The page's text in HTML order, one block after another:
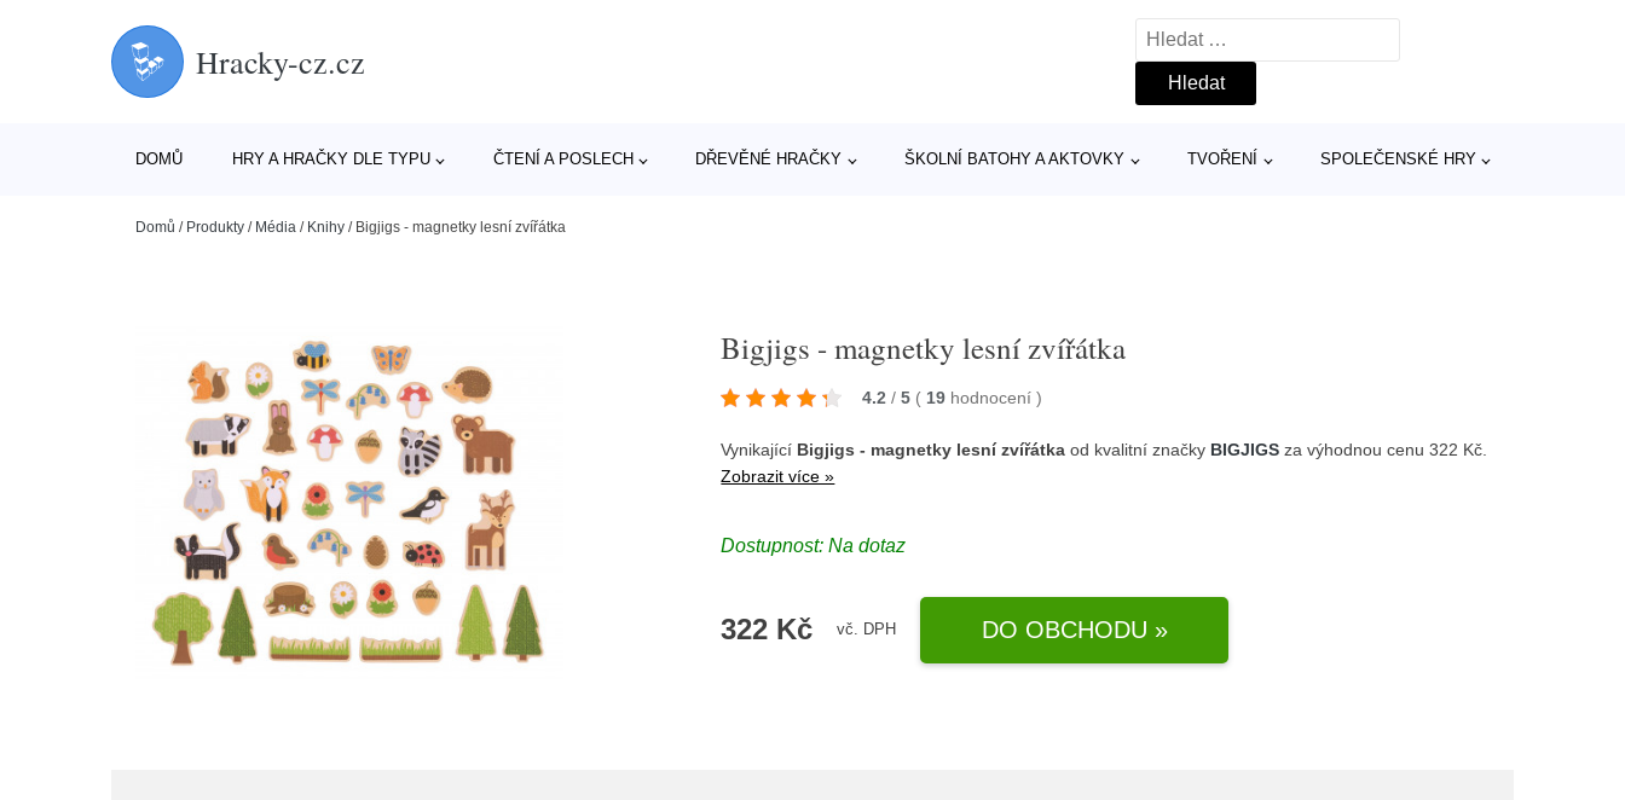
Hracky-cz.cz
Vyhledávání
DOMŮ HRY A HRAČKY DLE TYPU ČTENÍ A POSLECH DŘEVĚNÉ HRAČKY ŠKOLNÍ BATOHY A AKTOVKY TVOŘENÍ SPOLEČENSKÉ HRY
Domů / Produkty / Média / Knihy / Bigjigs - magnetky lesní zvířátka
Bigjigs - magnetky lesní zvířátka
4.2 / 5 ( 19 hodnocení)
Vynikající Bigjigs - magnetky lesní zvířátka od kvalitní značky BIGJIGS za výhodnou cenu 322 Kč.
Zobrazit více »
Dostupnost: Na dotaz
322 Kč vč. DPH DO OBCHODU »